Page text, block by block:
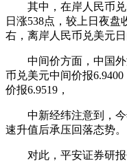
其中，在岸人民币兑
日涨538点，较上日夜盘
右，离岸人民币兑美元日
中间价方面，中国外
币兑美元中间价报
价报6.9519，
中新经纬注意到，今
速升值后承压回落态势。
对此，平安证券研报